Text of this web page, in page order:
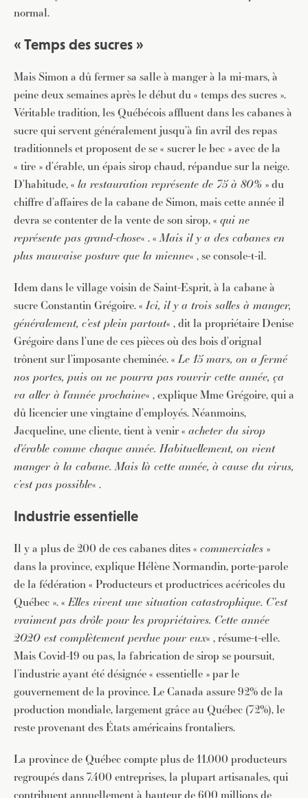
normal.
« Temps des sucres »
Mais Simon a dû fermer sa salle à manger à la mi-mars, à
peine deux semaines après le début du « temps des sucres ».
Véritable tradition, les Québécois affluent dans les cabanes à
sucre qui servent généralement jusqu’à fin avril des repas
traditionnels et proposent de se « sucrer le bec » avec de la
« tire » d’érable, un épais sirop chaud, répandue sur la neige.
D’habitude, « la restauration représente de 75 à 80% » du
chiffre d’affaires de la cabane de Simon, mais cette année il
devra se contenter de la vente de son sirop, « qui ne
représente pas grand-chose« . «Mais il y a des cabanes en
plus mauvaise posture que la mienne« , se console-t-il.
Idem dans le village voisin de Saint-Esprit, à la cabane à
sucre Constantin Grégoire. «Ici, il y a trois salles à manger,
généralement, c’est plein partout« , dit la propriétaire Denise
Grégoire dans l’une de ces pièces où des bois d’orignal
trônent sur l’imposante cheminée. «Le 15 mars, on a fermé
nos portes, puis on ne pourra pas rouvrir cette année, ça
va aller à l’année prochaine« , explique Mme Grégoire, qui a
dû licencier une vingtaine d’employés. Néanmoins,
Jacqueline, une cliente, tient à venir « acheter du sirop
d’érable comme chaque année. Habituellement, on vient
manger à la cabane. Mais là cette année, à cause du virus,
c’est pas possible« .
Industrie essentielle
Il y a plus de 200 de ces cabanes dites « commerciales »
dans la province, explique Hélène Normandin, porte-parole
de la fédération « Producteurs et productrices acéricoles du
Québec ». «Elles vivent une situation catastrophique. C’est
vraiment pas drôle pour les propriétaires. Cette année
2020 est complètement perdue pour eux« , résume-t-elle.
Mais Covid-19 ou pas, la fabrication de sirop se poursuit,
l’industrie ayant été désignée « essentielle » par le
gouvernement de la province. Le Canada assure 92% de la
production mondiale, largement grâce au Québec (72%), le
reste provenant des États américains frontaliers.
La province de Québec compte plus de 11.000 producteurs
regroupés dans 7.400 entreprises, la plupart artisanales, qui